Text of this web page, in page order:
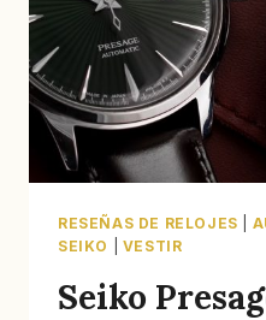
RESEÑAS DE RELOJES
SEIKO
VESTIR
Seiko